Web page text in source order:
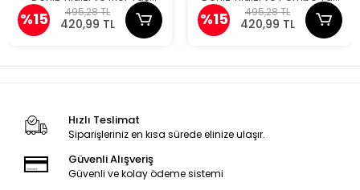
Detaylı Küpe
%15 495,28 TL
420,99 TL
Detaylı Küpe
%15 495,28 TL
420,99 TL
Hızlı Teslimat
Siparişleriniz en kısa sürede elinize ulaşır.
Güvenli Alışveriş
Güvenli ve kolay ödeme sistemi